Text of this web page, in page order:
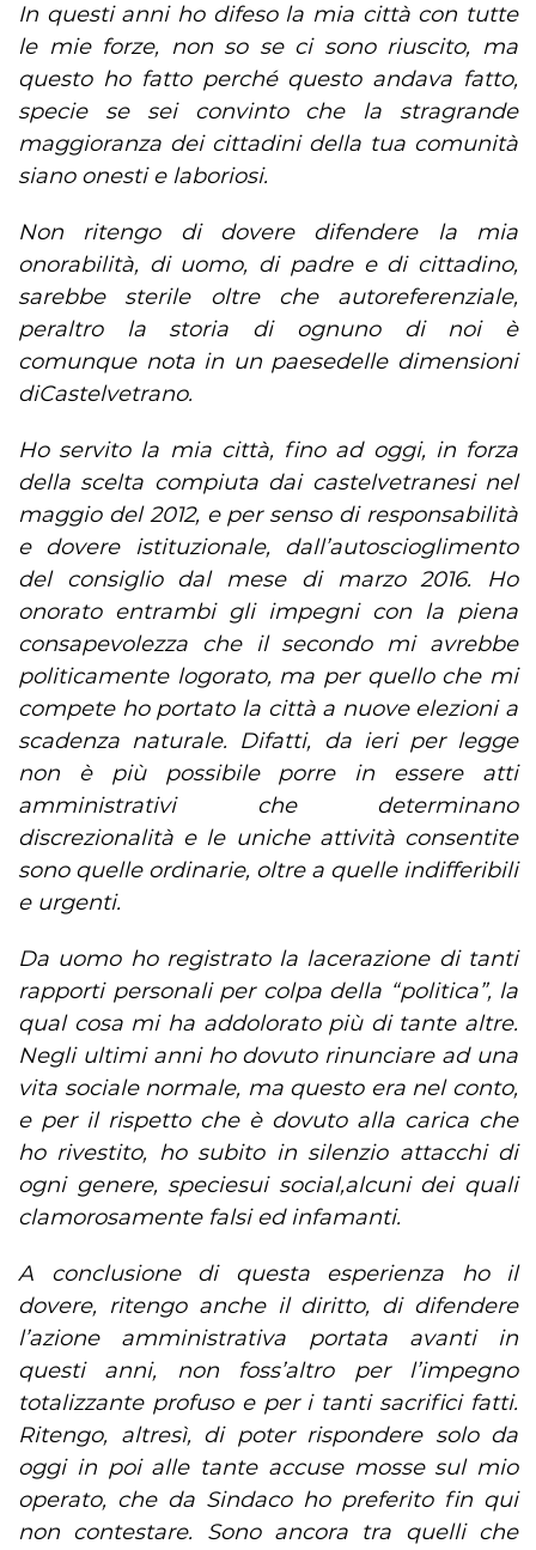
In questi anni ho difeso la mia città con tutte
le mie forze, non so se ci sono riuscito, ma
questo ho fatto perché questo andava fatto,
specie se sei convinto che la stragrande
maggioranza dei cittadini della tua comunità
siano onesti e laboriosi.
Non ritengo di dovere difendere la mia
onorabilità, di uomo, di padre e di cittadino,
sarebbe sterile oltre che autoreferenziale,
peraltro la storia di ognuno di noi è
comunque nota in un paesedelle dimensioni
diCastelvetrano.
Ho servito la mia città, fino ad oggi, in forza
della scelta compiuta dai castelvetranesi nel
maggio del 2012, e per senso di responsabilità
e dovere istituzionale, dall’autoscioglimento
del consiglio dal mese di marzo 2016. Ho
onorato entrambi gli impegni con la piena
consapevolezza che il secondo mi avrebbe
politicamente logorato, ma per quello che mi
compete ho portato la città a nuove elezioni a
scadenza naturale. Difatti, da ieri per legge
non è più possibile porre in essere atti
amministrativi che determinano
discrezionalità e le uniche attività consentite
sono quelle ordinarie, oltre a quelle indifferibili
e urgenti.
Da uomo ho registrato la lacerazione di tanti
rapporti personali per colpa della “politica”, la
qual cosa mi ha addolorato più di tante altre.
Negli ultimi anni ho dovuto rinunciare ad una
vita sociale normale, ma questo era nel conto,
e per il rispetto che è dovuto alla carica che
ho rivestito, ho subito in silenzio attacchi di
ogni genere, speciesui social,alcuni dei quali
clamorosamente falsi ed infamanti.
A conclusione di questa esperienza ho il
dovere, ritengo anche il diritto, di difendere
l’azione amministrativa portata avanti in
questi anni, non foss’altro per l’impegno
totalizzante profuso e per i tanti sacrifici fatti.
Ritengo, altresì, di poter rispondere solo da
oggi in poi alle tante accuse mosse sul mio
operato, che da Sindaco ho preferito fin qui
non contestare. Sono ancora tra quelli che